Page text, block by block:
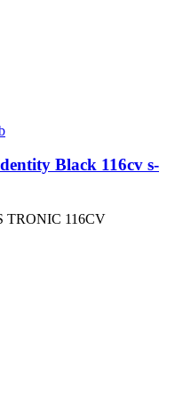
Black 116cv s-
TRONIC 116CV